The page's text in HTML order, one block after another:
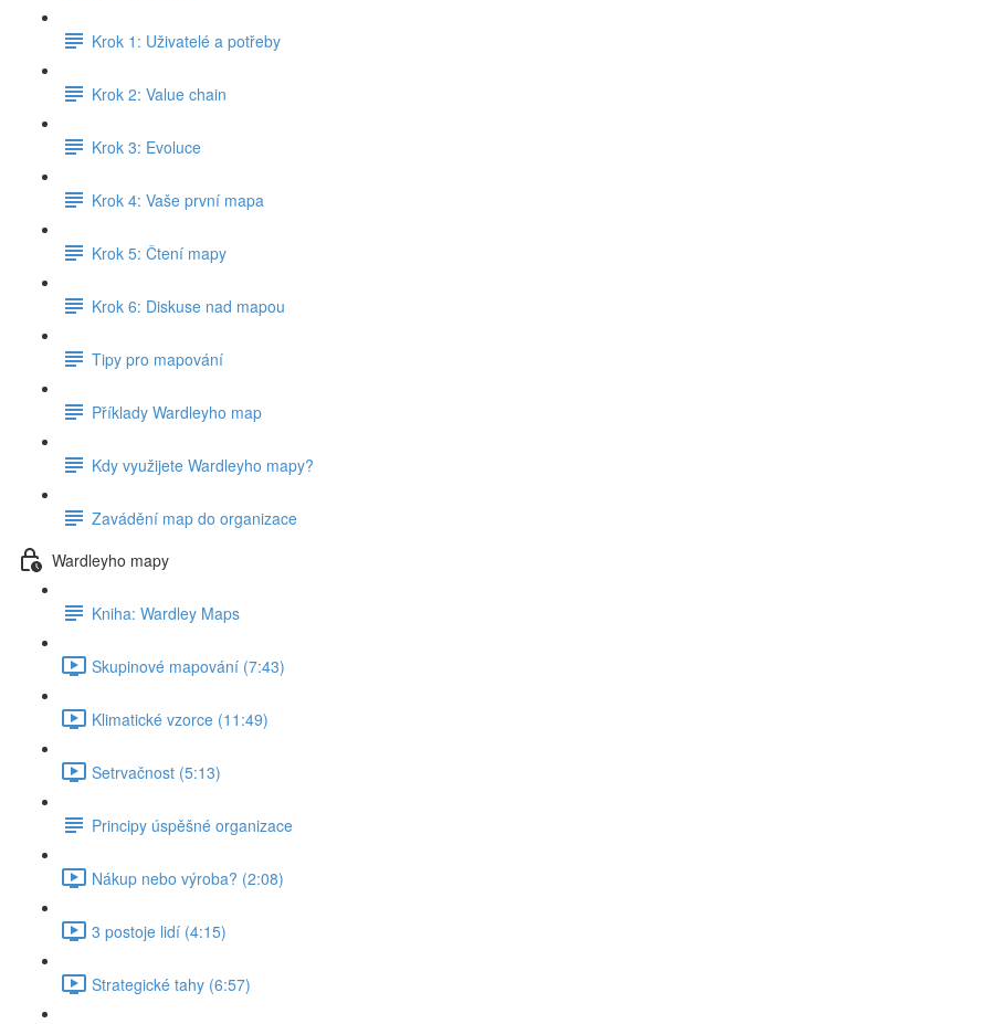
Krok 1: Uživatelé a potřeby
Krok 2: Value chain
Krok 3: Evoluce
Krok 4: Vaše první mapa
Krok 5: Čtení mapy
Krok 6: Diskuse nad mapou
Tipy pro mapování
Příklady Wardleyho map
Kdy využijete Wardleyho mapy?
Zavádění map do organizace
Wardleyho mapy
Kniha: Wardley Maps
Skupinové mapování (7:43)
Klimatické vzorce (11:49)
Setrvačnost (5:13)
Principy úspěšné organizace
Nákup nebo výroba? (2:08)
3 postoje lidí (4:15)
Strategické tahy (6:57)